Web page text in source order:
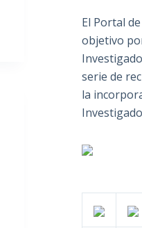
El Portal
objetivo
serie de
la